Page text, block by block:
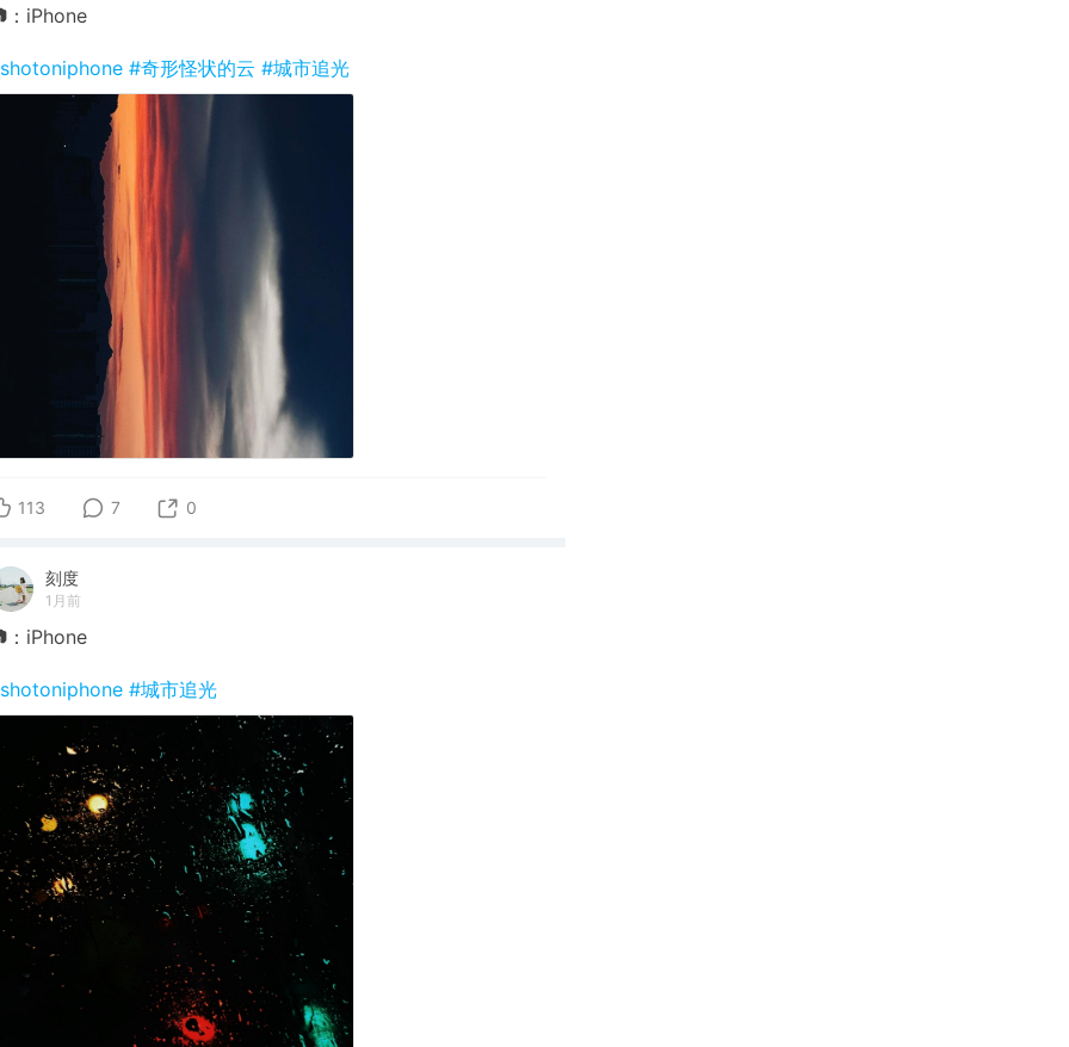
：iPhone
#奇形怪状的云 #城市追光
113 7 0
刻度
1月前
：iPhone
#城市追光